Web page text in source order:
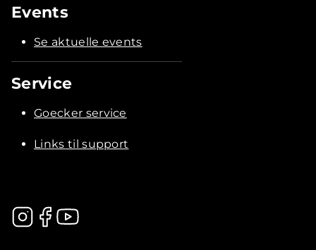
Events
Se aktuelle events
Service
Goecker service
Links til support